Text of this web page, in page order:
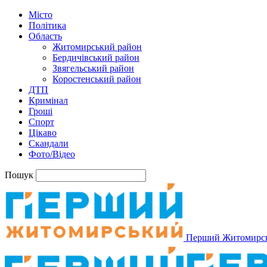
Місто
Політика
Область
Житомирський район
Бердичівський район
Звягельський район
Коростенський район
ДТП
Кримінал
Гроші
Спорт
Цікаво
Скандали
Фото/Відео
Пошук
Перший